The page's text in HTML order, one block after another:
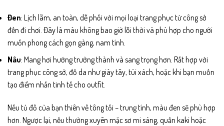
Đen: Lịch lãm, an toàn, dễ phối với mọi loại trang phục từ công sở
đến đi chơi. Đây là màu không bao giờ lỗi thời và phù hợp cho người
muốn phong cách gọn gàng, nam tính.
Nâu: Mang hơi hướng trưởng thành và sang trọng hơn. Rất hợp với
trang phục công sở, đồ da như giày tây, túi xách, hoặc khi bạn muốn
tạo điểm nhấn tinh tế cho outfit.
Nếu tủ đồ của bạn thiên về tông tối – trung tính, màu đen sẽ phù hợp
hơn. Ngược lại, nếu thường xuyên mặc sơ mi sáng, quần kaki hoặc